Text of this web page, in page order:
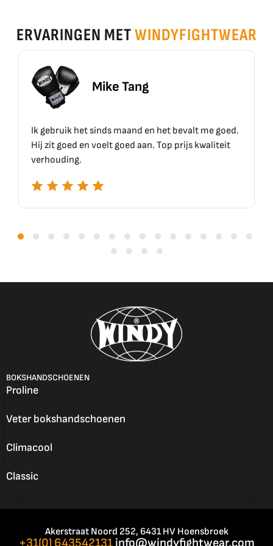
ERVARINGEN METWINDYFIGHTWEAR
Mike Tang
Ik gebruik het sinds maand en het bevalt me goed.
Hij zit goed en voelt goed aan. Top prijs kwaliteit
verhouding.
BOKSHANDSCHOENEN
Proline
Veter bokshandschoenen
Climacool
Classic
Akerstraat Noord 252, 6431 HV Hoensbroek
+31(0) 643542131info@windyfightwear.com